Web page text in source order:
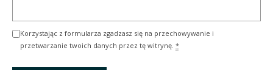
Korzystając z formularza zgadzasz się na przechowywanie i
przetwarzanie twoich danych przez tę witrynę. *